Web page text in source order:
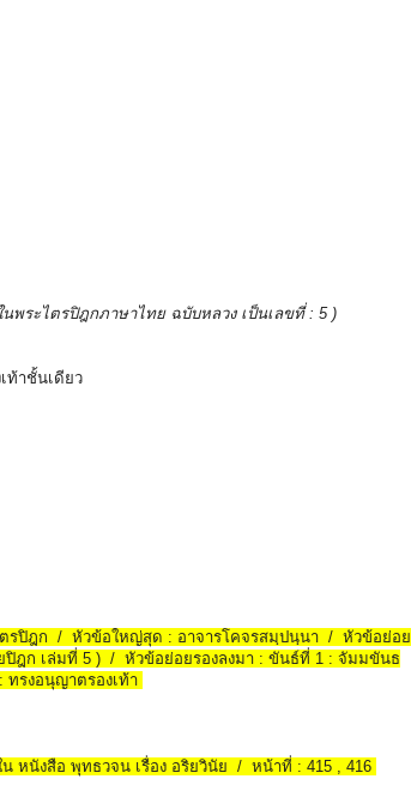
นพระไตรปิฎกภาษาไทย ฉบับหลวง เป็นเลขที่ : 5 )
ท้าชั้นเดียว
ตรปิฎก / หัวข้อใหญ่สุด : อาจารโคจรสมฺปนฺนา / หัวข้อย่อย
ปิฎก เล่มที่ 5 ) / หัวข้อย่อยรองลงมา : ขันธ์ที่ 1 : จัมมขันธ
รงอนุญาตรองเท้า
หนังสือ พุทธวจน เรื่อง อริยวินัย / หน้าที่ : 415 , 416